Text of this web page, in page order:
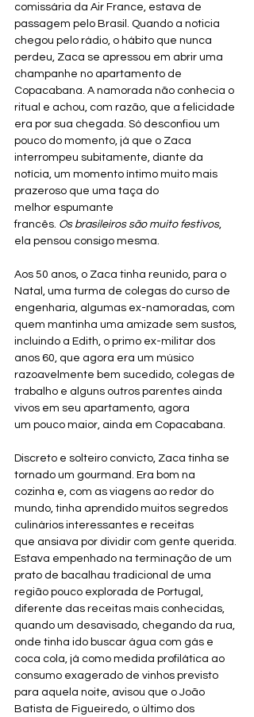
comissária da Air France, estava de
passagem pelo Brasil. Quando a noticia
chegou pelo rádio, o hábito que nunca
perdeu, Zaca se apressou em abrir uma
champanhe no apartamento de
Copacabana. A namorada não conhecia o
ritual e achou, com razão, que a felicidade
era por sua chegada. Só desconfiou um
pouco do momento, já que o Zaca
interrompeu subitamente, diante da
notícia, um momento íntimo muito mais
prazeroso que uma taça do
melhor espumante
francês. Os brasileiros são muito festivos,
ela pensou consigo mesma.
Aos 50 anos, o Zaca tinha reunido, para o
Natal, uma turma de colegas do curso de
engenharia, algumas ex-namoradas, com
quem mantinha uma amizade sem sustos,
incluindo a Edith, o primo ex-militar dos
anos 60, que agora era um músico
razoavelmente bem sucedido, colegas de
trabalho e alguns outros parentes ainda
vivos em seu apartamento, agora
um pouco maior, ainda em Copacabana.
Discreto e solteiro convicto, Zaca tinha se
tornado um gourmand. Era bom na
cozinha e, com as viagens ao redor do
mundo, tinha aprendido muitos segredos
culinários interessantes e receitas
que ansiava por dividir com gente querida.
Estava empenhado na terminação de um
prato de bacalhau tradicional de uma
região pouco explorada de Portugal,
diferente das receitas mais conhecidas,
quando um desavisado, chegando da rua,
onde tinha ido buscar água com gás e
coca cola, já como medida profilática ao
consumo exagerado de vinhos previsto
para aquela noite, avisou que o João
Batista de Figueiredo, o último dos